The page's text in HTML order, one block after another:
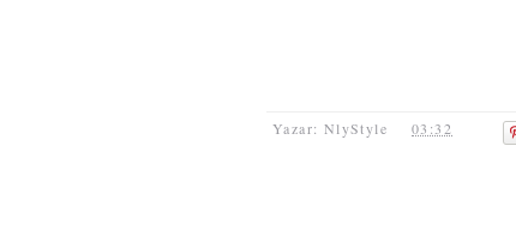
Yazar: NlyStyle 03:32